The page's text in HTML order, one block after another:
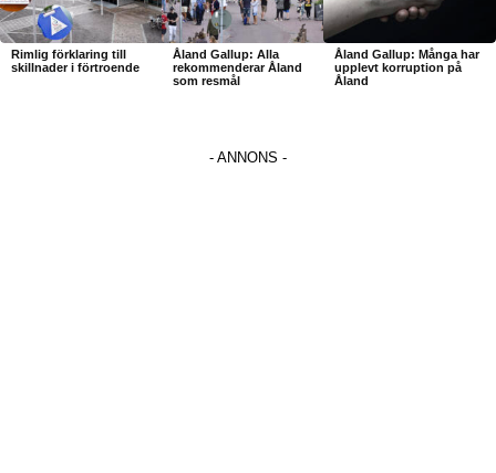
Rimlig förklaring till
skillnader i förtroende
Åland Gallup: Alla
rekommenderar Åland
som resmål
Åland Gallup: Många har
upplevt korruption på
Åland